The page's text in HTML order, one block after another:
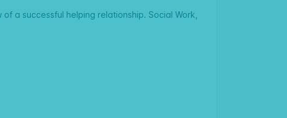
a successful helping relationship. Social Work,